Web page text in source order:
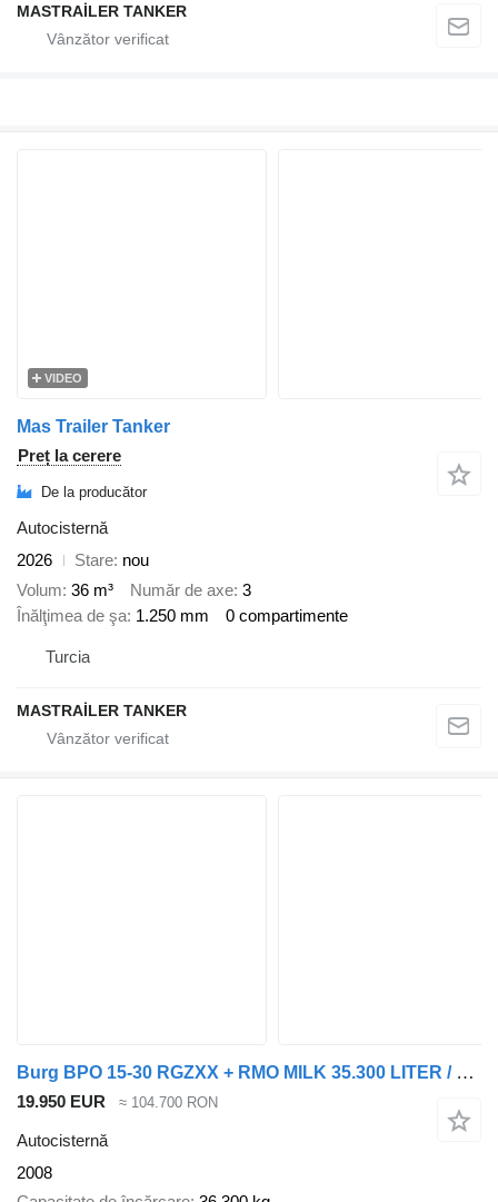
MASTRAİLER TANKER
VIDEO
Mas Trailer Tanker
Preț la cerere
De la producător
Autocisternă
2026
Stare nou
Volum 36 m³ Număr de axe 3
Înălţimea de şa 1.250 mm 0 compartimente
Turcia
MASTRAİLER TANKER
Burg BPO 15-30 RGZXX + RMO MILK 35.300 LITER / RVS TANK (STAINLESS ST
19.950 EUR ≈ 104.700 RON
Autocisternă
2008